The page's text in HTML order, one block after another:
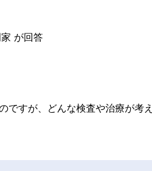
が回答
ですが、どんな検査や治療が考